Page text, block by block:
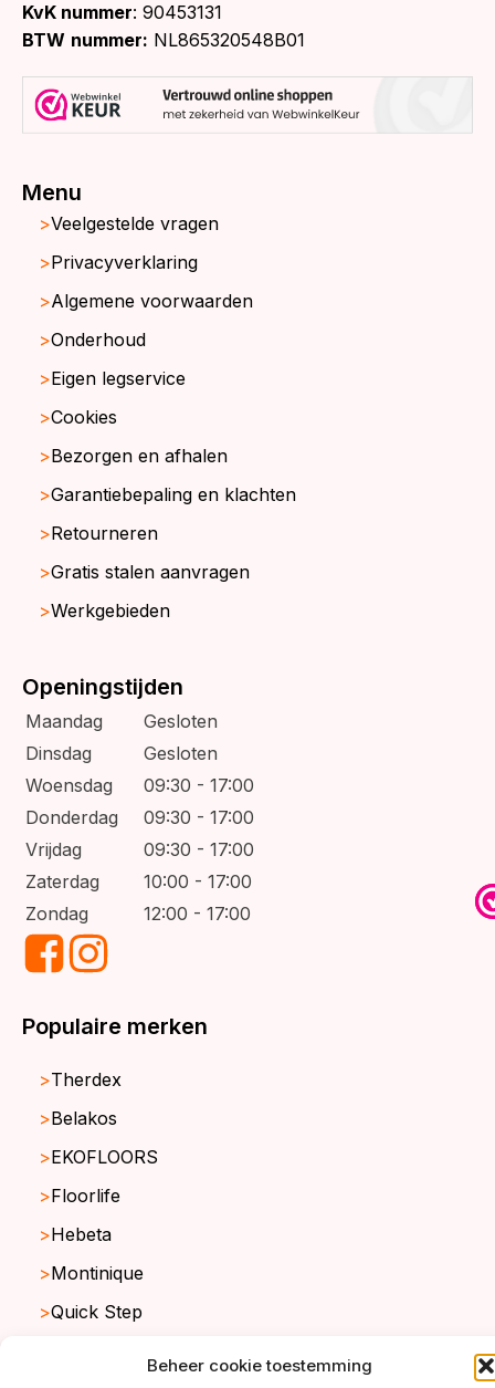
Beheer cookie toestemming
KvK nummer: 90453131
BTW nummer: NL865320548B01
Menu
Veelgestelde vragen
Privacyverklaring
Algemene voorwaarden
Onderhoud
Eigen legservice
Cookies
Bezorgen en afhalen
Garantiebepaling en klachten
Retourneren
Gratis stalen aanvragen
Werkgebieden
Openingstijden
Maandag
Gesloten
Dinsdag
Gesloten
Woensdag
09:30 - 17:00
Donderdag
09:30 - 17:00
Vrijdag
09:30 - 17:00
Zaterdag
10:00 - 17:00
Zondag
12:00 - 17:00
Populaire merken
Therdex
Belakos
EKOFLOORS
Floorlife
Hebeta
Montinique
Quick Step